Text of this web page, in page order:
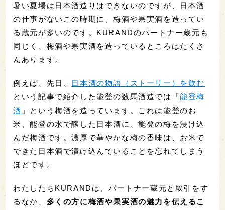
暑い夏場は日本酒造りはできないのですが、日本酒
の仕事がないこの時期に、梅酒や果実酒を造ってい
る蔵元が多いのです。KURANDのパートナー蔵元も
同じく、梅酒や果実酒を造っているところはたくさ
んあります。
例えば、先日、 日本酒の物語（ストーリー）を飲む
という記事で紹介した能登の数馬酒造では「能登梅
酒 」という梅酒を造っています。これは能登のお
米、能登の水で醸した日本酒に、能登の梅を浸け込
んだ梅酒です。濃厚で華やかな梅の香味は、お米で
できた日本酒で漬け込んでいることを忘れてしまう
ほどです。
わたしたちKURANDは、パートナー蔵元と取引をす
るなか、 多くの方に梅酒や果実酒の魅力を伝えるこ